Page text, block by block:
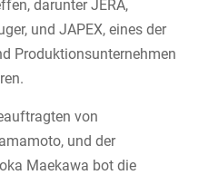
darunter JERA,
und JAPEX, eines der
Produktionsunternehmen
von
und der
Maekawa bot die